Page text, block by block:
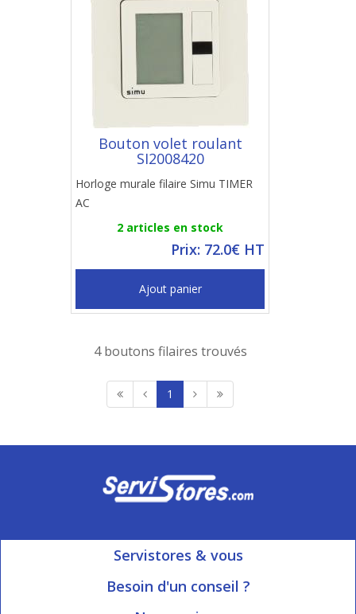
Bouton volet roulant
SI2008420
Horloge murale filaire Simu TIMER
AC
2 articles en stock
Prix: 72.0€ HT
Ajout panier
4 boutons filaires trouvés
1
Servistores & vous
Mon compte
Besoin d'un conseil ?